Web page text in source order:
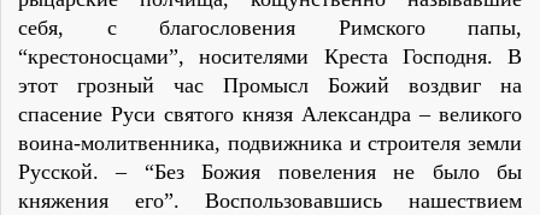
себя, с благословения Римского папы,
“крестоносцами”, носителями Креста Господня. В
этот грозный час Промысл Божий воздвиг на
спасение Руси святого князя Александра – великого
воина-молитвенника, подвижника и строителя земли
Русской. – “Без Божия повеления не было бы
княжения его”. Воспользовавшись нашествием